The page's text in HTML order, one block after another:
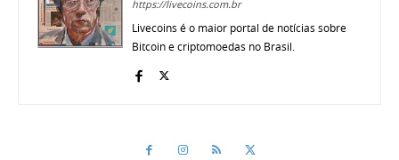
https://livecoins.com.br
Livecoins é o maior portal de notícias sobre
Bitcoin e criptomoedas no Brasil.